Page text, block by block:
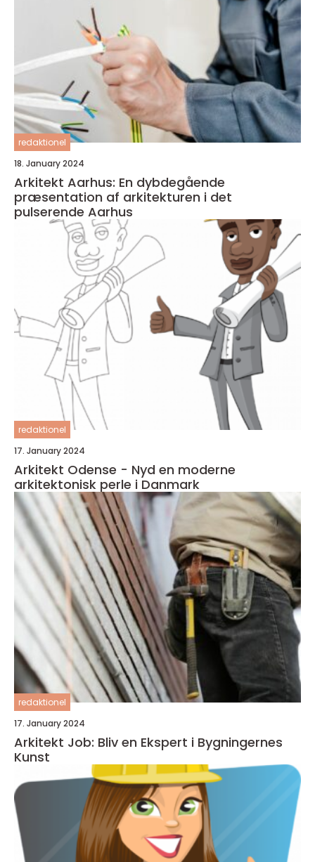
redaktionel
18. January 2024
Arkitekt Aarhus: En dybdegående
præsentation af arkitekturen i det
pulserende Aarhus
redaktionel
17. January 2024
Arkitekt Odense - Nyd en moderne
arkitektonisk perle i Danmark
redaktionel
17. January 2024
Arkitekt Job: Bliv en Ekspert i Bygningernes
Kunst